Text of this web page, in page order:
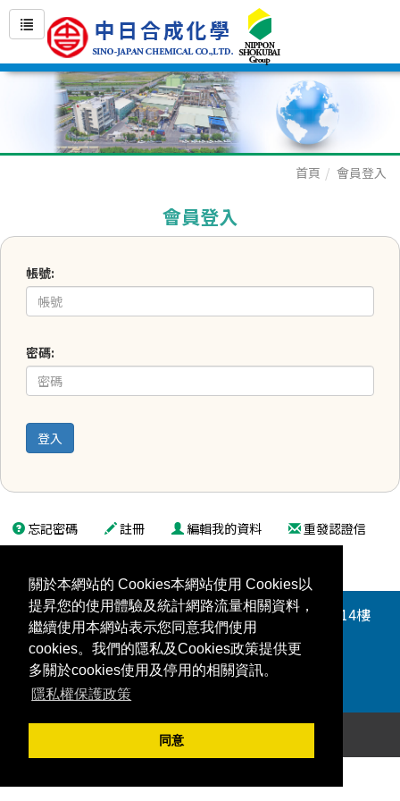
關於本網站的 Cookies本網站使用 Cookies以
提昇您的使用體驗及統計網路流量相關資料，
繼續使用本網站表示您同意我們使用
cookies。我們的隱私及Cookies政策提供更
多關於cookies使用及停用的相關資訊。
隱私權保護政策
同意
首頁 會員登入
會員登入
帳號:
密碼:
忘記密碼 註冊 編輯我的資料 重發認證信
台北公司：100014 台北市中正區仁愛路二段99號14樓
TEL:+886 (0)2-2396-6223 (代表號)
FAX: +886 (0)2-2341-4628
網站地圖
Copyright © SINO-JAPAN CHEMICAL CO.,LTD.